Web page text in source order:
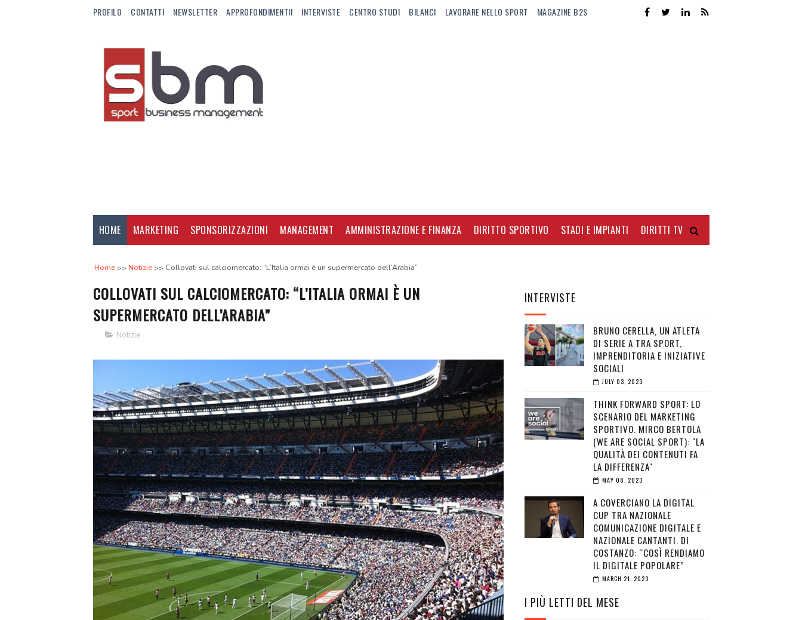
PROFILO CONTATTI NEWSLETTER APPROFONDIMENTII INTERVISTE CENTRO STUDI BILANCI LAVORARE NELLO SPORT MAGAZINE B2S
HOME MARKETING SPONSORIZZAZIONI MANAGEMENT AMMINISTRAZIONE E FINANZA DIRITTO SPORTIVO STADI E IMPIANTI DIRITTI TV
Home Notizie Collovati sul calciomercato: “L’Italia ormai è un supermercato dell’Arabia”
COLLOVATI SUL CALCIOMERCATO: “L’ITALIA ORMAI È UN
SUPERMERCATO DELL’ARABIA”
Notizie
INTERVISTE
BRUNO CERELLA, UN ATLETA
DI SERIE A TRA SPORT,
IMPRENDITORIA E INIZIATIVE
SOCIALI
JULY 03, 2023
THINK FORWARD SPORT: LO
SCENARIO DEL MARKETING
SPORTIVO. MIRCO BERTOLA
(WE ARE SOCIAL SPORT): "LA
QUALITÀ DEI CONTENUTI FA
LA DIFFERENZA"
MAY 08, 2023
A COVERCIANO LA DIGITAL
CUP TRA NAZIONALE
COMUNICAZIONE DIGITALE E
NAZIONALE CANTANTI. DI
COSTANZO: “COSÌ RENDIAMO
IL DIGITALE POPOLARE”
MARCH 21, 2023
I PIÙ LETTI DEL MESE